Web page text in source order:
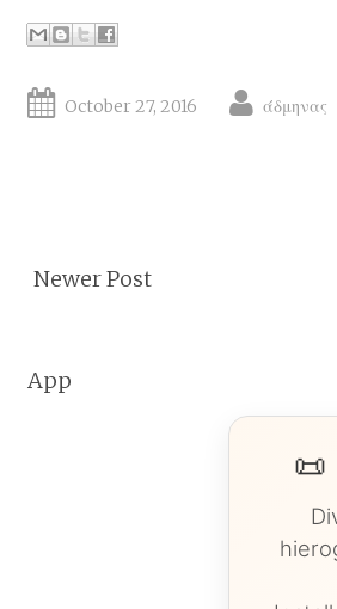
October 27, 2016 άδμηνας
Newer Post
App
📜